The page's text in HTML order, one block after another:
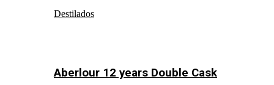
Destilados
Aberlour 12 years Double Cask